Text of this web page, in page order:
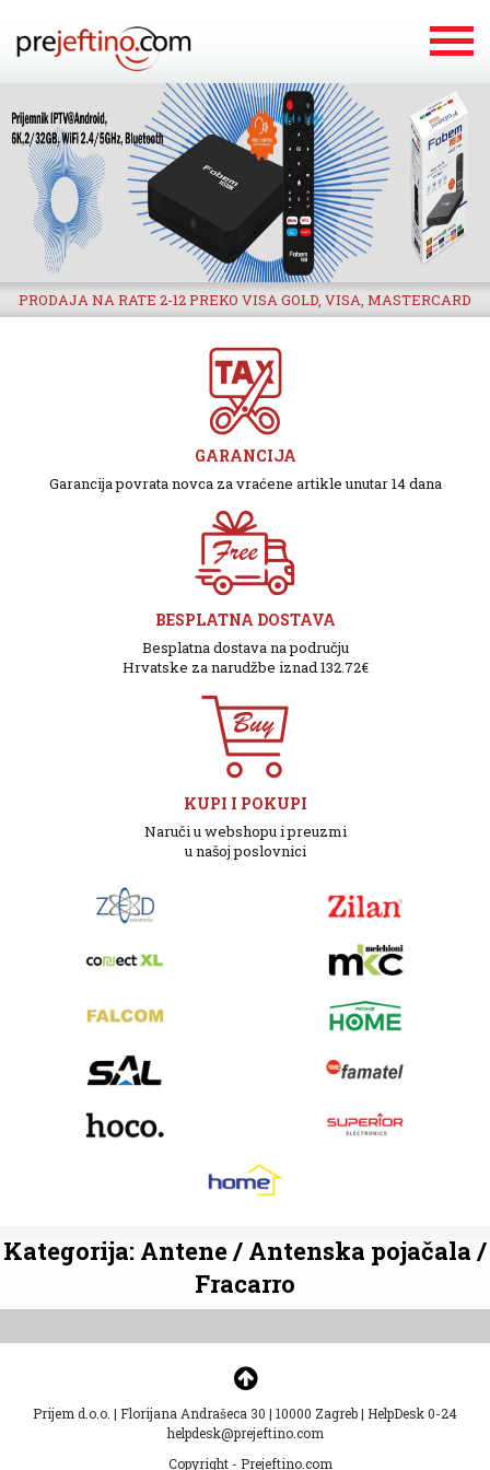
PRODAJA NA RATE 2-12 PREKO VISA GOLD, VISA, MASTERCARD
GARANCIJA
Garancija povrata novca za vraćene artikle unutar 14 dana
BESPLATNA DOSTAVA
Besplatna dostava na području
Hrvatske za narudžbe iznad 132.72€
KUPI I POKUPI
Naruči u webshopu i preuzmi
u našoj poslovnici
Kategorija: Antene / Antenska pojačala /
Fracarro
Prijem d.o.o. | Florijana Andrašeca 30 | 10000 Zagreb| HelpDesk 0-24
helpdesk@prejeftino.com
Copyright - Prejeftino.com